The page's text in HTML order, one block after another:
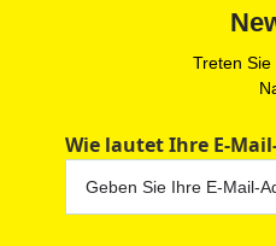
Treten
Wie lautet Ihre E-